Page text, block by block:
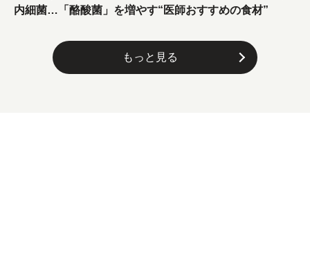
内細菌…「酪酸菌」を増やす“医師おすすめの食材”
もっと見る